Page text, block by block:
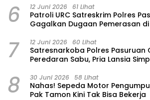
6 12 Juni 2026 61 Lihat
Patroli URC Satreskrim Polres
Gagalkan Dugaan Pemerasan
7 12 Juni 2026 60 Lihat
Satresnarkoba Polres Pasuruan
Peredaran Sabu, Pria Lansia
8 30 Juni 2026 58 Lihat
‎Nahas! Sepeda Motor
Pak Tamon Kini Tak Bisa Bekerja